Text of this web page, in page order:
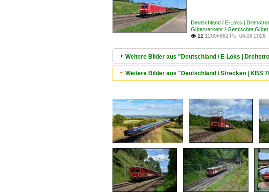
Deutschland / E-Loks |
Güterverkehr / Gemischte
 22 1200x862 Px, 04.08.2026
Weitere Bilder aus "Deutschland / E-Loks |
Weitere Bilder aus "Deutschland / Strecken | KBS